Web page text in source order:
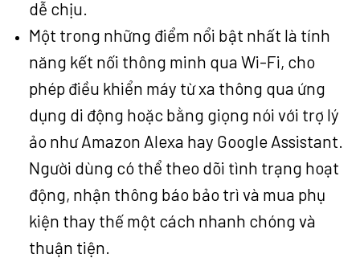
dễ chịu.
Một trong những điểm nổi bật nhất là tính
năng kết nối thông minh qua Wi-Fi, cho
phép điều khiển máy từ xa thông qua ứng
dụng di động hoặc bằng giọng nói với trợ lý
ảo như Amazon Alexa hay Google Assistant.
Người dùng có thể theo dõi tình trạng hoạt
động, nhận thông báo bảo trì và mua phụ
kiện thay thế một cách nhanh chóng và
thuận tiện.